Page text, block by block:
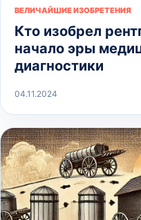
ВЕЛИЧАЙШИЕ ИЗОБРЕТЕНИЯ
Кто изобрел
начало эры
диагностики
04.11.2024